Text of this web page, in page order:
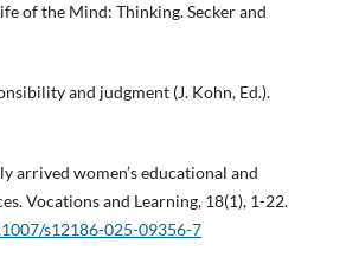
of the Mind: Thinking. Secker and
and judgment (J. Kohn, Ed.).
arrived women’s educational and
Vocations and Learning, 18(1), 1-22.
s12186-025-09356-7